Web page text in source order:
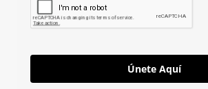
Únete Aquí